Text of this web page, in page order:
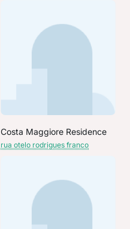
Costa Maggiore Residence
rua otelo rodrigues franco